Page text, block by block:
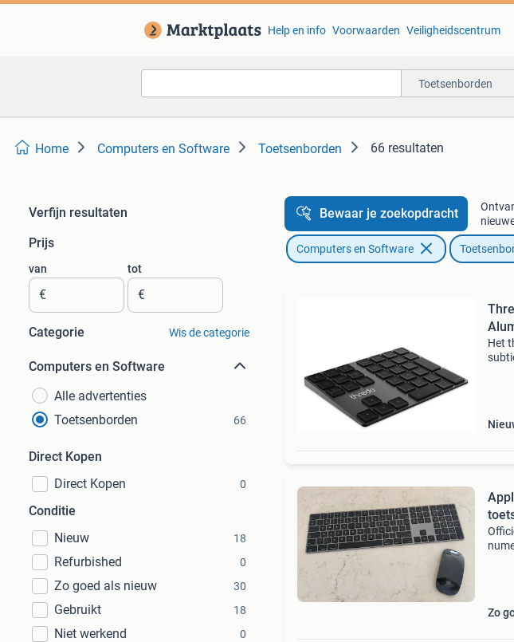
Help en info Voorwaarden Veiligheidscentrum
Toetsenborden
Home Computers en Software Toetsenborden 66 resultaten
Verfijn resultaten
Prijs
van
€
tot
€
Categorie Wis de categorie
Computers en Software
Alle advertenties
Toetsenborden
66
Direct Kopen
Direct Kopen
0
Conditie
Nieuw
18
Refurbished 0
Zo goed als nieuw 30
Gebruikt 18
Niet werkend 0
Bewaar je zoekopdracht
Computers en Software
Het
Zo